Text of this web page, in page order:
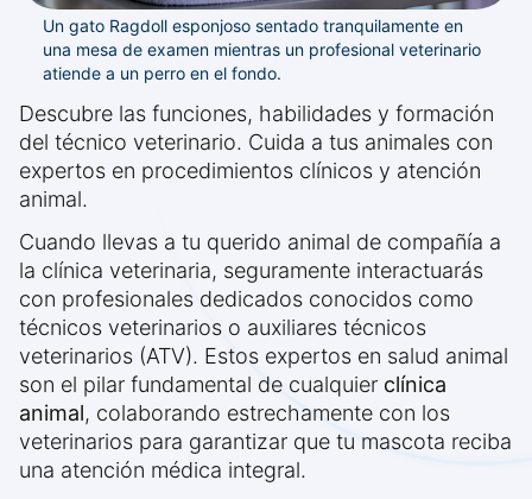
Un gato Ragdoll esponjoso sentado tranquilamente en
una mesa de examen mientras un profesional veterinario
atiende a un perro en el fondo.
Descubre las funciones, habilidades y formación
del técnico veterinario. Cuida a tus animales con
expertos en procedimientos clínicos y atención
animal.
Cuando llevas a tu querido animal de compañía a
la clínica veterinaria, seguramente interactuarás
con profesionales dedicados conocidos como
técnicos veterinarios o auxiliares técnicos
veterinarios (ATV). Estos expertos en salud animal
son el pilar fundamental de cualquier clínica
animal, colaborando estrechamente con los
veterinarios para garantizar que tu mascota reciba
una atención médica integral.